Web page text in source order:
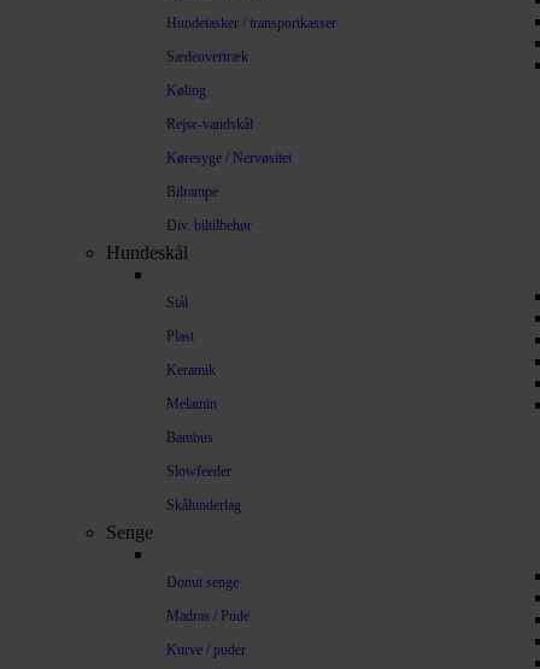
Hundetasker / transportkasser
Sædeovertræk
Køling
Rejse-vandskål
Køresyge / Nervøsitet
Bilrampe
Div. biltilbehør
Hundeskål
Stål
Plast
Keramik
Melamin
Bambus
Slowfeeder
Skålunderlag
Senge
Donut senge
Madras / Pude
Kurve / puder